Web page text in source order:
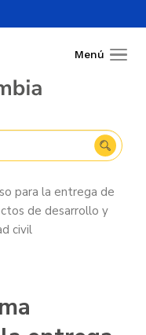
Menú
para la entrega de
de desarrollo y
civil